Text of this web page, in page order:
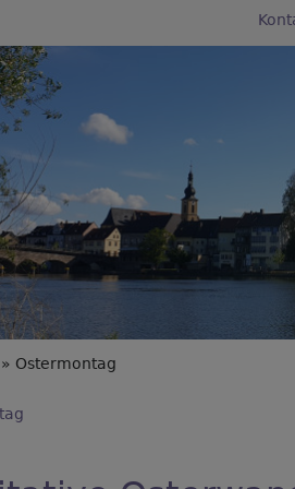
Ostermontag